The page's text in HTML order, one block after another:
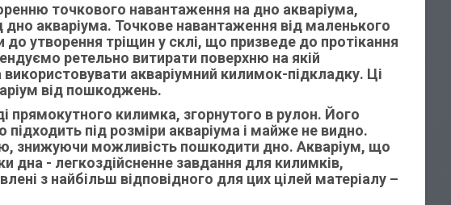
точкового навантаження на дно акваріума,
акваріума. Точкове навантаження від маленького
утворення тріщин у склі, що призведе до протікання
ретельно витирати поверхню на якій
акваріумний килимок-підкладку. Ці
від пошкоджень.
прямокутного килимка, згорнутого в рулон. Його
під розміри акваріума і майже не видно.
знижуючи можливість пошкодити дно. Акваріум, що
дна - легкоздійсненне завдання для килимків,
з найбільш відповідного для цих цілей матеріалу –